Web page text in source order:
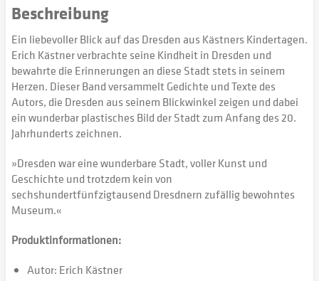
Beschreibung
Ein liebevoller Blick auf das Dresden aus Kästners Kindertagen.
Erich Kästner verbrachte seine Kindheit in Dresden und
bewahrte die Erinnerungen an diese Stadt stets in seinem
Herzen. Dieser Band versammelt Gedichte und Texte des
Autors, die Dresden aus seinem Blickwinkel zeigen und dabei
ein wunderbar plastisches Bild der Stadt zum Anfang des 20.
Jahrhunderts zeichnen.
»Dresden war eine wunderbare Stadt, voller Kunst und
Geschichte und trotzdem kein von
sechshundertfünfzigtausend Dresdnern zufällig bewohntes
Museum.«
Produktinformationen:
Autor: Erich Kästner